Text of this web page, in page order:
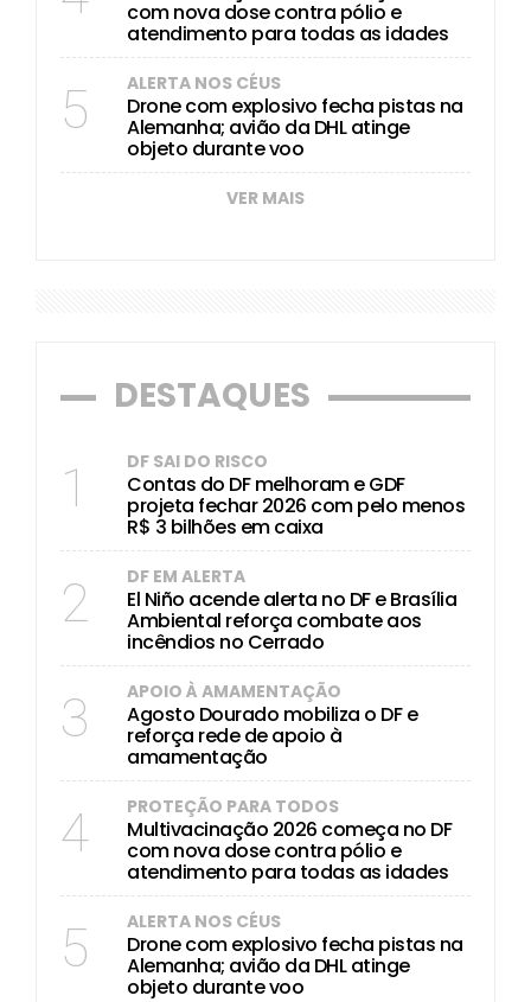
com nova dose contra pólio e
atendimento para todas as idades
5 ALERTA NOS CÉUS
Drone com explosivo fecha pistas na
Alemanha; avião da DHL atinge
objeto durante voo
VER MAIS
DESTAQUES
1 DF SAI DO RISCO
Contas do DF melhoram e GDF
projeta fechar 2026 com pelo menos
R$ 3 bilhões em caixa
2 DF EM ALERTA
El Niño acende alerta no DF e Brasília
Ambiental reforça combate aos
incêndios no Cerrado
3 APOIO À AMAMENTAÇÃO
Agosto Dourado mobiliza o DF e
reforça rede de apoio à
amamentação
4 PROTEÇÃO PARA TODOS
Multivacinação 2026 começa no DF
com nova dose contra pólio e
atendimento para todas as idades
5 ALERTA NOS CÉUS
Drone com explosivo fecha pistas na
Alemanha; avião da DHL atinge
objeto durante voo